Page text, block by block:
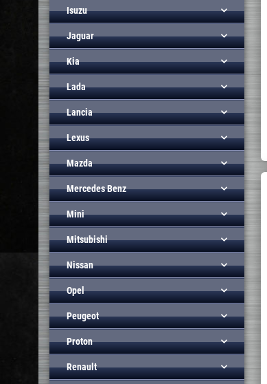
Isuzu
Jaguar
Kia
Lada
Lancia
Lexus
Mazda
Mercedes Benz
Mini
Mitsubishi
Nissan
Opel
Peugeot
Proton
Renault